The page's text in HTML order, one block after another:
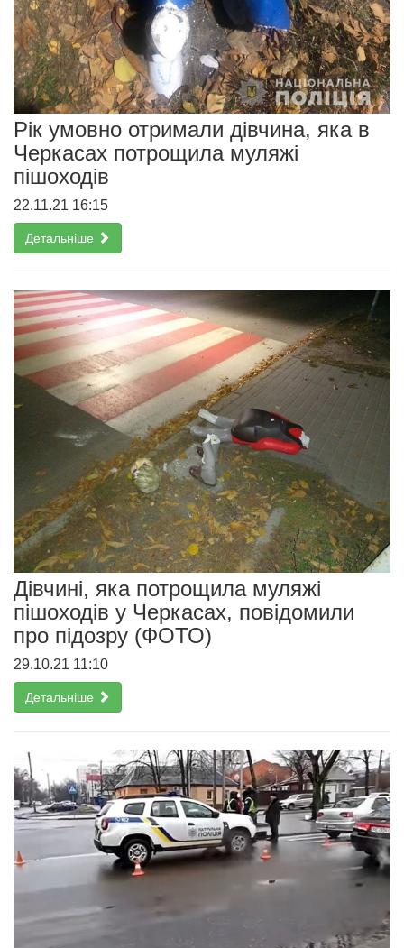
Рік умовно отримали дівчина, яка в
Черкасах потрощила муляжі
пішоходів
22.11.21 16:15
Детальніше
Дівчині, яка потрощила муляжі
пішоходів у Черкасах, повідомили
про підозру (ФОТО)
29.10.21 11:10
Детальніше